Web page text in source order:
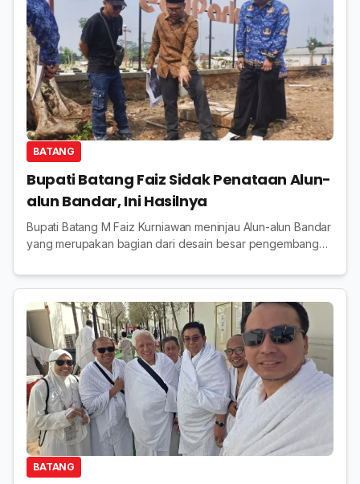
BATANG
Bupati Batang Faiz Sidak Penataan Alun-
alun Bandar, Ini Hasilnya
Bupati Batang M Faiz Kurniawan meninjau Alun-alun Bandar
yang merupakan bagian dari desain besar pengembangan
BATANG